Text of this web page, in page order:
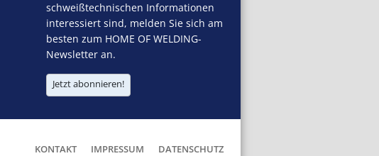
schweißtechnischen Informationen
interessiert sind, melden Sie sich am
besten zum HOME OF WELDING-
Newsletter an.
Jetzt abonnieren!
KONTAKT IMPRESSUM DATENSCHUTZ